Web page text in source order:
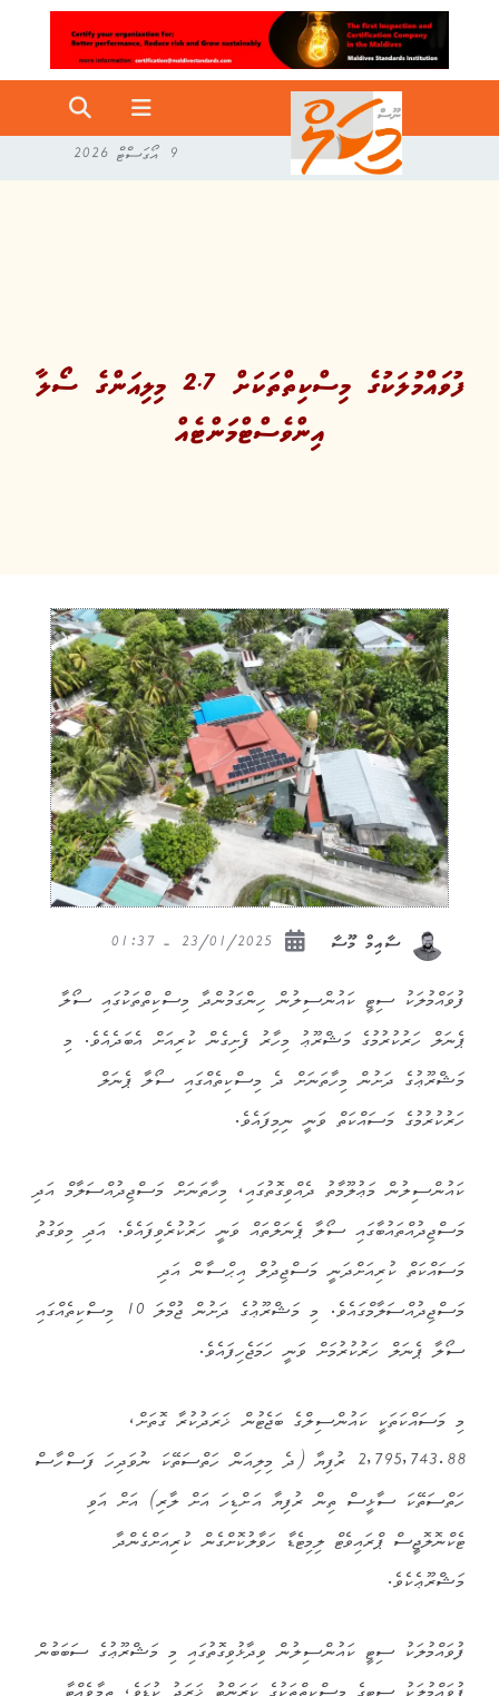
9 އޯގަސްޓް 2026
ފުވައްމުލަކުގެ މިސްކިތްތަކަށް 2.7 މިލިއަންގެ ސޯލާ
އިންވެސްޓްމަންޓެއް
ސާއިމް މޫސާ
ފުވައްމުލަކު ސިޓީ ކައުންސިލުން ހިންގަމުންދާ މިސްކިތްތަކުގައި ސޯލާ
ޕެނަލް ހަރުކުރުމުގެ މަޝްރޫޢު މިހާރު ފެށިގެން ކުރިއަށް އެބަދެއެވެ. މި
މަޝްރޫޢުގެ ދަށުން މިހާތަނަށް ދެ މިސްކިތެއްގައި ސޯލާ ޕެނަލް
ހަރުކުރުމުގެ މަސައްކަތް ވަނީ ނިމިފައެވެ.
ކައުންސިލުން މަޢުލޫމާތު ދެއްވިގޮތުގައި، މިހާތަނަށް މަސްޖިދުއްސަލާމް އަދި
މަސްޖިދުއްތައުބާގައި ސޯލާ ޕެނަލްތައް ވަނީ ހަރުކުރެވިފައެވެ. އަދި މިވަގުތު
މަސައްކަތް ކުރިއަށްދަނީ މަސްޖިދުލް އިޙްސާން އަދި
މަސްޖިދުއްސަލާމްގައެވެ. މި މަޝްރޫޢުގެ ދަށުން ޖުމްލަ 10 މިސްކިތެއްގައި
ސޯލާ ޕެނަލް ހަރުކުރުމަށް ވަނީ ހަމަޖެހިފައެވެ.
މި މަސައްކަތަކީ ކައުންސިލްގެ ބަޖެޓުން ޚަރަދުކުރާ ގޮތަށް،
2,795,743.88 ރުފިޔާ (ދެ މިލިއަން ހަތްސަތޭކަ ނުވަދިހަ ފަސްހާސް
ހަތްސަތޭކަ ސާޅީސް ތިން ރުފިޔާ އަށްޑިހަ އަށް ލާރި) އަށް އަވި
ޓެކްނޮލޮޖީސް ޕްރައިވެޓް ލިމިޓެޑާ ހަވާލުކޮށްގެން ކުރިއަށްގެންދާ
މަޝްރޫޢެކެވެ.
ފުވައްމުލަކު ސިޓީ ކައުންސިލުން ވިދާޅުވިގޮތުގައި މި މަޝްރޫޢުގެ ސަބަބުން